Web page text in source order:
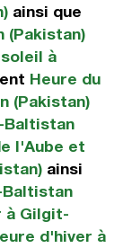
ainsi que
(Pakistan)
à
Heure du
(Pakistan)
Baltistan
l'Aube et
ainsi
Baltistan
à Gilgit-
d'hiver à